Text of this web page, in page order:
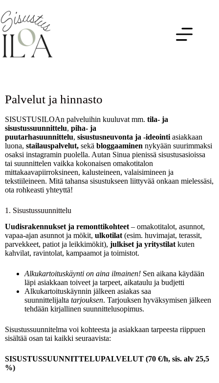
Palvelut ja hinnasto
SISUSTUSILOAn palveluihin kuuluvat mm. tila- ja
sisustussuunnittelu, piha- ja
puutarhasuunnittelu, sisustusneuvonta ja -ideointi asiakkaan
luona, stailauspalvelut, sekä bloggaaminen nykyään suurimmaksi
osaksi instagramin puolella. Autan Sinua pienissä sisustusasioissa
tai suunnittelen vaikka kokonaisen omakotitalon
mittakaavapiirroksineen, kalusteineen, valaisimineen ja
tekstiileineen. Mitä tahansa sisustukseen liittyvää onkaan mielessäsi,
ota rohkeasti yhteyttä!
1. Sisustussuunnittelu
Uudisrakennukset ja remonttikohteet – omakotitalot, asunnot,
vapaa-ajan asunnot ja mökit, ulkotilat (esim. huvimajat, terassit,
parvekkeet, patiot ja leikkimökit), julkiset ja yritystilat kuten
kahvilat, ravintolat, kampaamot ja toimistot.
Alkukartoituskäynti on aina ilmainen! Sen aikana käydään
läpi asiakkaan toiveet ja tarpeet, aikataulu ja budjetti
Alkukartoituskäynnin jälkeen asiakas saa
suunnittelijalta tarjouksen. Tarjouksen hyväksymisen jälkeen
tehdään kirjallinen suunnittelusopimus.
Sisustussuunnitelma voi kohteesta ja asiakkaan tarpeesta riippuen
sisältää osan tai kaikki seuraavista:
SISUSTUSSUUNNITTELUPALVELUT (70 €/h, sis. alv 25,5
%)